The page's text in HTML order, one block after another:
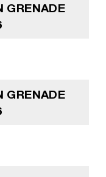
GRENADE
GRENADE